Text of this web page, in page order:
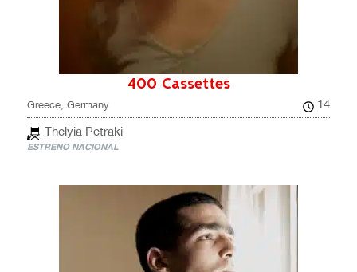
400 Cassettes
Greece, Germany
14
Thelyia Petraki
ESTRENO NACIONAL